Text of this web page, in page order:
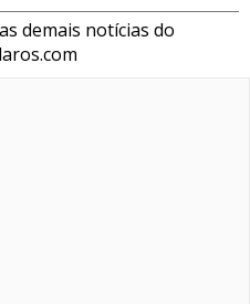
demais notícias do